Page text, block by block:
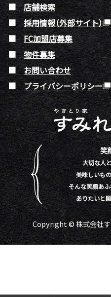
店舗検索
採用情報（外部サイト）
FC加盟店募集
物件募集
お問い合わせ
プライバシーポリシー
笑
大切な人
美味しいも
そんな笑顔あふ
ありたいと
Copyright © 株式会社